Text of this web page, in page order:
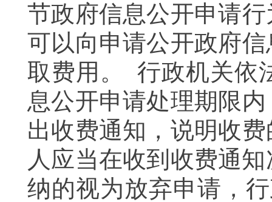
节政府信息公开申请
可以向申请公开政府
取费用。 行政机关依
息公开申请处理期限
出收费通知，说明收
人应当在收到收费通
纳的视为放弃申请，